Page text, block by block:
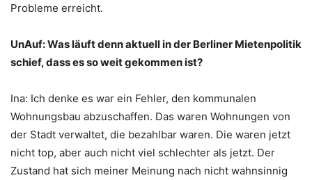
Probleme erreicht.
UnAuf: Was läuft denn aktuell in der Berliner Mietenpolitik
schief, dass es so weit gekommen ist?
Ina: Ich denke es war ein Fehler, den kommunalen
Wohnungsbau abzuschaffen. Das waren Wohnungen von
der Stadt verwaltet, die bezahlbar waren. Die waren jetzt
nicht top, aber auch nicht viel schlechter als jetzt. Der
Zustand hat sich meiner Meinung nach nicht wahnsinnig